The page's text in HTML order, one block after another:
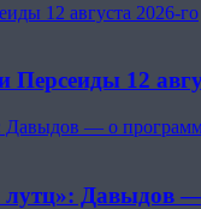
12 августа 2026-го
Персеиды 12
— о
Давыдов